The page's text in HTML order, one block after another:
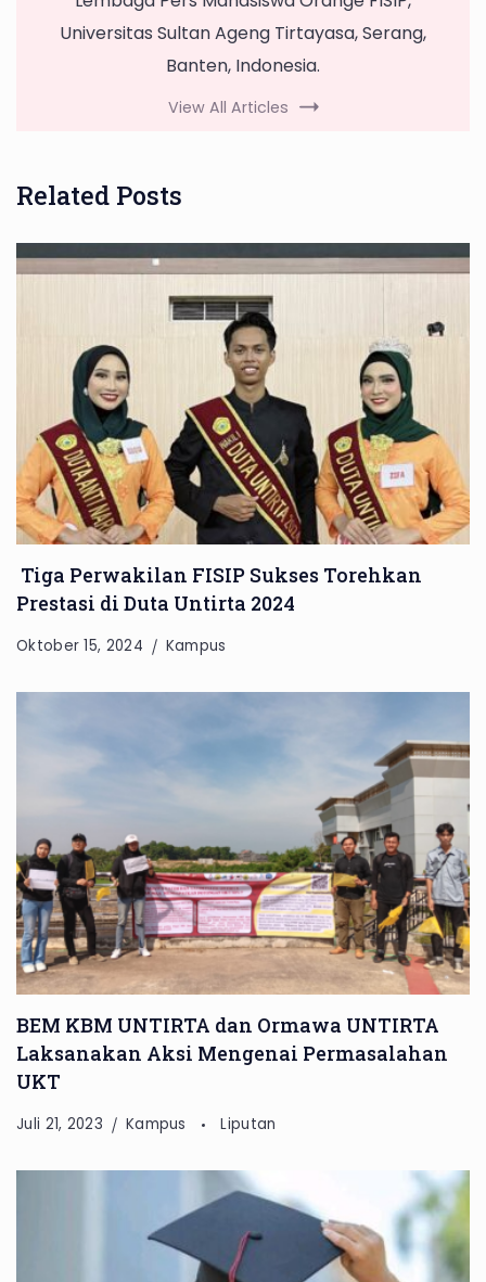
Universitas Sultan Ageng Tirtayasa, Serang,
Banten, Indonesia.
View All Articles
Related Posts
Tiga Perwakilan FISIP Sukses Torehkan
Prestasi di Duta Untirta 2024
Oktober 15, 2024 Kampus
BEM KBM UNTIRTA dan Ormawa UNTIRTA
Laksanakan Aksi Mengenai Permasalahan
UKT
Juli 21, 2023 Kampus Liputan